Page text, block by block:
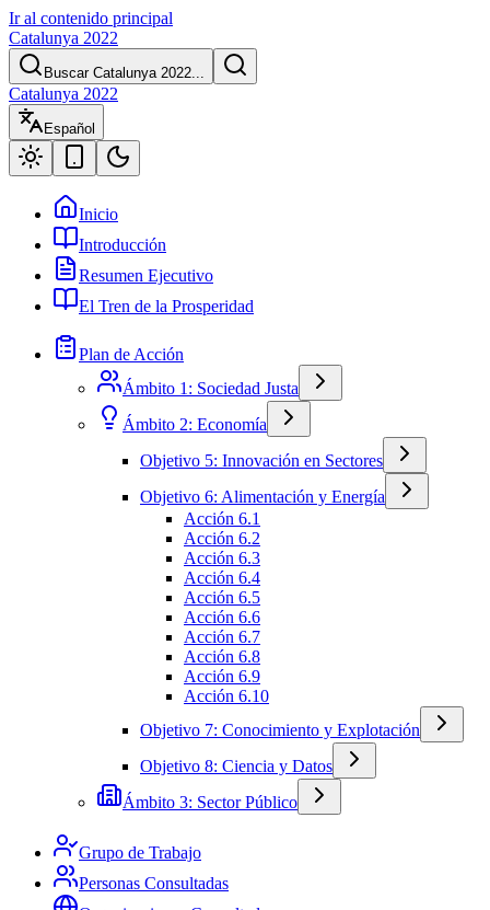
Ir al contenido principal
Catalunya 2022
Buscar Catalunya 2022...
Catalunya 2022
Español
Inicio
Introducción
Resumen Ejecutivo
El Tren de la Prosperidad
Plan de Acción
Ámbito 1: Sociedad Justa
Ámbito 2: Economía
Objetivo 5: Innovación en Sectores
Objetivo 6: Alimentación y Energía
Acción 6.1
Acción 6.2
Acción 6.3
Acción 6.4
Acción 6.5
Acción 6.6
Acción 6.7
Acción 6.8
Acción 6.9
Acción 6.10
Objetivo 7: Conocimiento y Explotación
Objetivo 8: Ciencia y Datos
Ámbito 3: Sector Público
Grupo de Trabajo
Personas Consultadas